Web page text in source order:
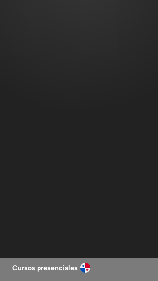
Cursos presenciales